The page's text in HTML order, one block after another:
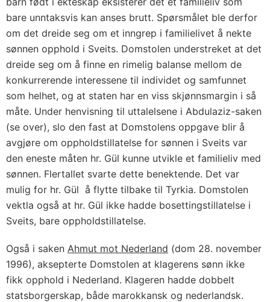
bare unntaksvis kan anses brutt. Spørsmålet ble derfor
om det dreide seg om et inngrep i familielivet å nekte
sønnen opphold i Sveits. Domstolen understreket at det
dreide seg om å finne en rimelig balanse mellom de
konkurrerende interessene til individet og samfunnet
som helhet, og at staten har en viss skjønnsmargin i så
måte. Under henvisning til uttalelsene i Abdulaziz-saken
(se over), slo den fast at Domstolens oppgave blir å
avgjøre om oppholdstillatelse for sønnen i Sveits var
den eneste måten hr. Gül kunne utvikle et familieliv med
sønnen. Flertallet svarte dette benektende. Det var
mulig for hr. Gül å flytte tilbake til Tyrkia. Domstolen
vektla også at hr. Gül ikke hadde bosettingstillatelse i
Sveits, bare oppholdstillatelse.
Også i saken Ahmut mot Nederland (dom 28. november
1996), aksepterte Domstolen at klagerens sønn ikke
fikk opphold i Nederland. Klageren hadde dobbelt
statsborgerskap, både marokkansk og nederlandsk.